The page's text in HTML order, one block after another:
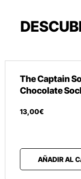
The Captain
Chocolate
13,00€
AÑADIR AL